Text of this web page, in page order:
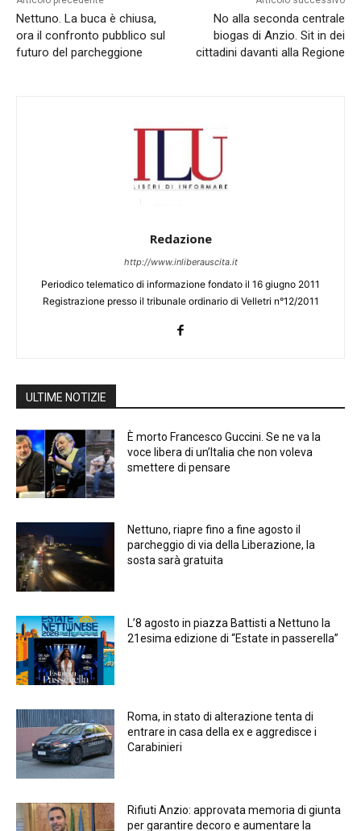
Nettuno. La buca è chiusa,
ora il confronto pubblico sul
futuro del parcheggione
No alla seconda centrale
biogas di Anzio. Sit in dei
cittadini davanti alla Regione
Redazione
http://www.inliberauscita.it
Periodico telematico di informazione fondato il 16 giugno 2011
Registrazione presso il tribunale ordinario di Velletri n°12/2011
ULTIME NOTIZIE
È morto Francesco Guccini. Se ne va la
voce libera di un’Italia che non voleva
smettere di pensare
Nettuno, riapre fino a fine agosto il
parcheggio di via della Liberazione, la
sosta sarà gratuita
L’8 agosto in piazza Battisti a Nettuno la
21esima edizione di “Estate in passerella”
Roma, in stato di alterazione tenta di
entrare in casa della ex e aggredisce i
Carabinieri
Rifiuti Anzio: approvata memoria di giunta
per garantire decoro e aumentare la